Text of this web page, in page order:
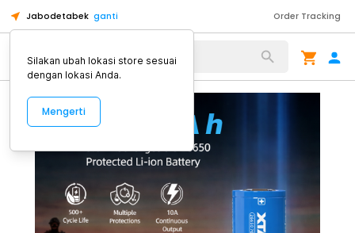
Jabodetabek ganti Order Tracking
Alat Kopi
Silakan ubah lokasi store sesuai
dengan lokasi Anda.
Mengerti